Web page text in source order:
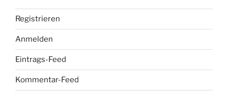
Registrieren
Anmelden
Eintrags-Feed
Kommentar-Feed